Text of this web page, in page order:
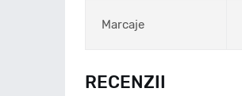
Marcaje
RECENZII